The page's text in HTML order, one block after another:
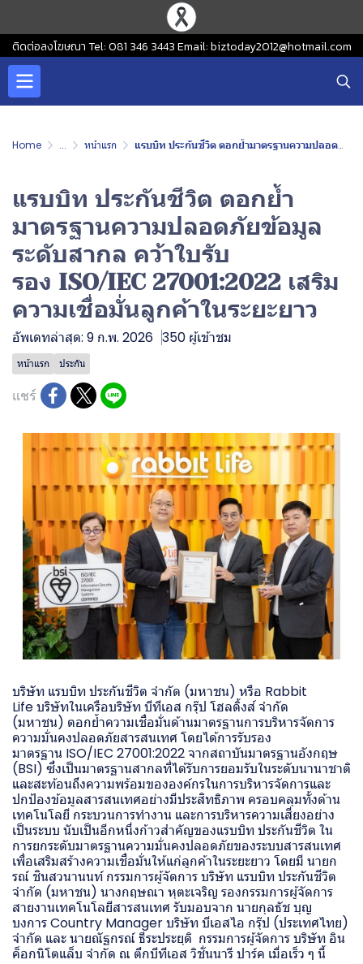
ติดต่อลงโฆษณา Tel: 081 346 3443 Email: biztoday2012@hotmail.com
Home ... หน้าแรก แรบบิท ประกันชีวิต ตอกย้ำมาตรฐานความปลอดภัยข้อมูลระดับสากล คว้าใบรับรอง ISO/IEC 27001:2022 เสริมความเชื่อมั่นลูกค้าในระยะยาว
แรบบิท ประกันชีวิต ตอกย้ำ
มาตรฐานความปลอดภัยข้อมูล
ระดับสากล คว้าใบรับ
รอง ISO/IEC 27001:2022 เสริม
ความเชื่อมั่นลูกค้าในระยะยาว
อัพเดทล่าสุด: 9 ก.พ. 2026 350 ผู้เข้าชม
หน้าแรก ประกัน
แชร์
บริษัท แรบบิท ประกันชีวิต จำกัด (มหาชน) หรือ Rabbit
Life บริษัทในเครือบริษัท บีทีเอส กรุ๊ป โฮลดิ้งส์ จำกัด
(มหาชน) ตอกย้ำความเชื่อมั่นด้านมาตรฐานการบริหารจัดการ
ความมั่นคงปลอดภัยสารสนเทศ โดยได้การรับรอง
มาตรฐาน ISO/IEC 27001:2022 จากสถาบันมาตรฐานอังกฤษ
(BSI) ซึ่งเป็นมาตรฐานสากลที่ได้รับการยอมรับในระดับนานาชาติ
และสะท้อนถึงความพร้อมขององค์กรในการบริหารจัดการและ
ปกป้องข้อมูลสารสนเทศอย่างมีประสิทธิภาพ ครอบคลุมทั้งด้าน
เทคโนโลยี กระบวนการทำงาน และการบริหารความเสี่ยงอย่าง
เป็นระบบ นับเป็นอีกหนึ่งก้าวสำคัญของแรบบิท ประกันชีวิต ใน
การยกระดับมาตรฐานความมั่นคงปลอดภัยของระบบสารสนเทศ
เพื่อเสริมสร้างความเชื่อมั่นให้แก่ลูกค้าในระยะยาว โดยมี นายก
รณ์ ชินสวนานนท์ กรรมการผู้จัดการ บริษัท แรบบิท ประกันชีวิต
จำกัด (มหาชน) นางกฤษณา หุตะเจริญ รองกรรมการผู้จัดการ
สายงานเทคโนโลยีสารสนเทศ รับมอบจาก นายกุลธัช บุญ
บงการ Country Manager บริษัท บีเอสไอ กรุ๊ป (ประเทศไทย)
จำกัด และ นายณัฐกรณ์ ธีระประยุติ กรรมการผู้จัดการ บริษัท อิน
ค็อกนิโตแล็บ จำกัด ณ ตึกบีทีเอส วิชั่นนารี ปาร์ค เมื่อเร็ว ๆ นี้